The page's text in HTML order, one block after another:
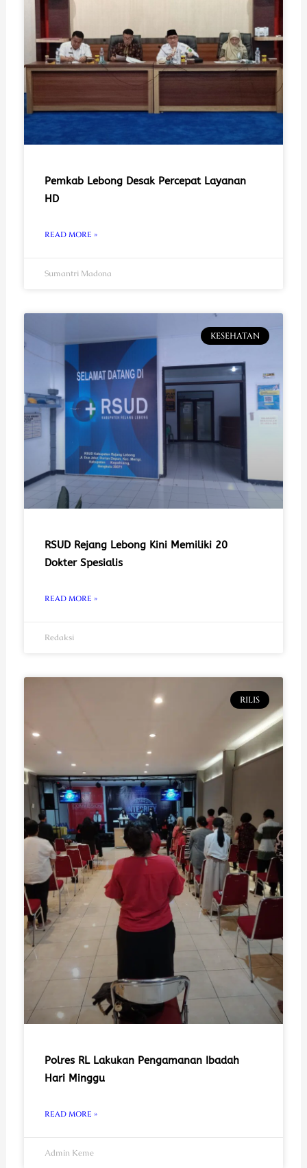
Pemkab Lebong Desak Percepat Layanan
HD
READ MORE »
Sumantri Madona
KESEHATAN
RSUD Rejang Lebong Kini Memiliki 20
Dokter Spesialis
READ MORE »
Redaksi
RILIS
Polres RL Lakukan Pengamanan Ibadah
Hari Minggu
READ MORE »
Admin Keme